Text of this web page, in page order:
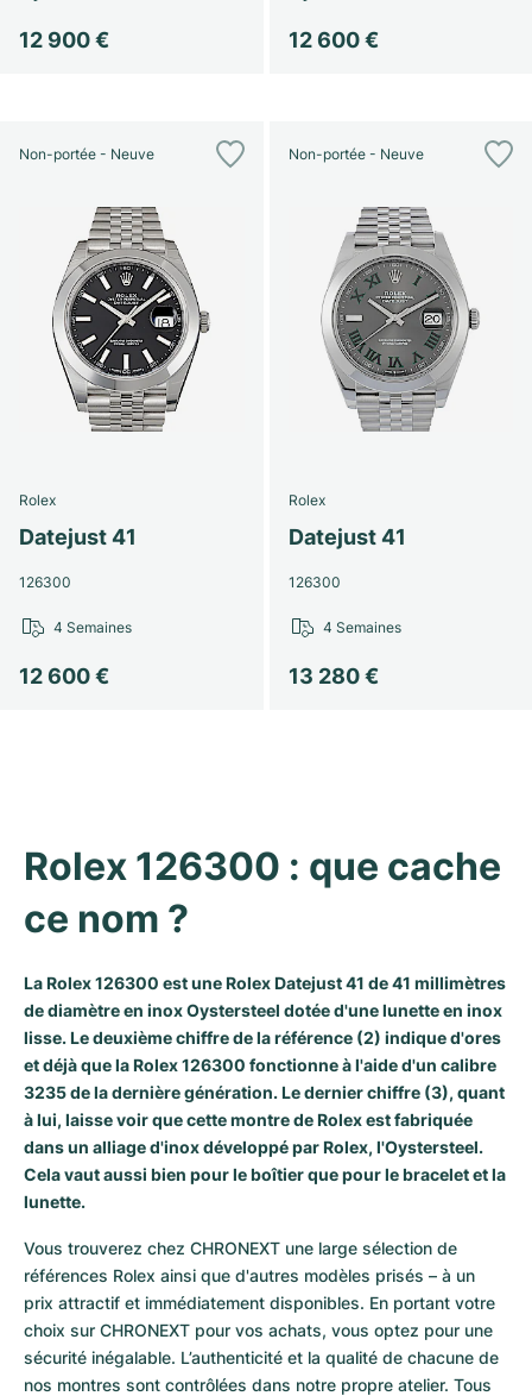
12 900 € 12 600 €
Non-portée - Neuve
Rolex
Datejust 41
126300
12 600 €
4 Semaines
Non-portée - Neuve
Rolex
Datejust 41
126300
13 280 €
4 Semaines
Rolex 126300 : que cache
ce nom ?
La Rolex 126300 est uneRolex Datejust41 de 41 millimètres
de diamètre en inox Oystersteel dotée d'une lunette en inox
lisse. Le deuxième chiffre de la référence (2) indique d'ores
et déjà que la Rolex 126300 fonctionne à l'aide d'un calibre
3235 de la dernière génération. Le dernier chiffre (3), quant
à lui, laisse voir que cette montre de Rolex est fabriquée
dans un alliage d'inox développé par Rolex, l'Oystersteel.
Cela vaut aussi bien pour le boîtier que pour le bracelet et la
lunette.
Vous trouverez chez CHRONEXT une large sélection de
références Rolex ainsi que d'autres modèles prisés – à un
prix attractif et immédiatement disponibles. En portant votre
choix sur CHRONEXT pour vos achats, vous optez pour une
sécurité inégalable. L’authenticité et la qualité de chacune de
nos montres sont contrôlées dans notre propre atelier. Tous